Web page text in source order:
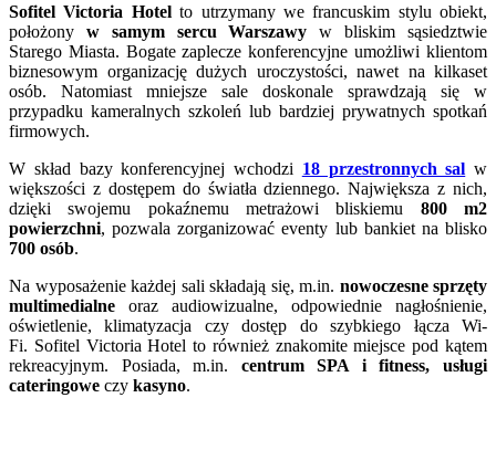
Sofitel Victoria Hotelto utrzymany we francuskim stylu obiekt,
położony w samym sercu Warszawy w bliskim sąsiedztwie
Starego Miasta. Bogate zaplecze konferencyjne umożliwi klientom
biznesowym organizację dużych uroczystości, nawet na kilkaset
osób. Natomiast mniejsze sale doskonale sprawdzają się w
przypadku kameralnych szkoleń lub bardziej prywatnych spotkań
firmowych.
W skład bazy konferencyjnej wchodzi 18 przestronnych sal w
większości z dostępem do światła dziennego. Największa z nich,
dzięki swojemu pokaźnemu metrażowi bliskiemu 800 m2
powierzchni, pozwala zorganizować eventy lub bankiet na blisko
700 osób.
Na wyposażenie każdej sali składają się, m.in. nowoczesne sprzęty
multimedialne oraz audiowizualne, odpowiednie nagłośnienie,
oświetlenie, klimatyzacja czy dostęp do szybkiego łącza Wi-
Fi. Sofitel Victoria Hotel to również znakomite miejsce pod kątem
rekreacyjnym. Posiada, m.in. centrum SPA i fitness, usługi
cateringowe czy kasyno.